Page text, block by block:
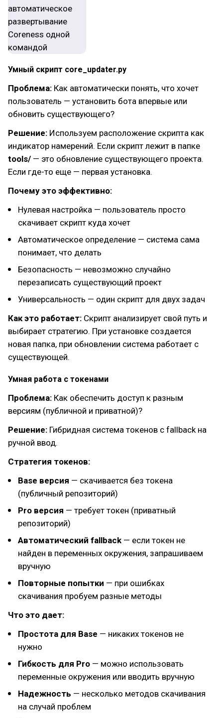
Умный скрипт core_updater.py
Проблема: Как автоматически понять, что хочет
пользователь — установить бота впервые или
обновить существующего?
Решение: Используем расположение скрипта как
индикатор намерений. Если скрипт лежит в папке
tools/ — это обновление существующего проекта.
Если где-то еще — первая установка.
Почему это эффективно:
Нулевая настройка — пользователь просто
скачивает скрипт куда хочет
Автоматическое определение — система сама
понимает, что делать
Безопасность — невозможно случайно
перезаписать существующий проект
Универсальность — один скрипт для двух задач
Как это работает: Скрипт анализирует свой путь и
выбирает стратегию. При установке создается
новая папка, при обновлении система работает с
существующей.
Умная работа с токенами
Проблема: Как обеспечить доступ к разным
версиям (публичной и приватной)?
Решение: Гибридная система токенов с fallback на
ручной ввод.
Стратегия токенов:
Base версия — скачивается без токена
(публичный репозиторий)
Pro версия — требует токен (приватный
репозиторий)
Автоматический fallback — если токен не
найден в переменных окружения, запрашиваем
вручную
Повторные попытки — при ошибках
скачивания пробуем разные методы
Что это дает:
Простота для Base — никаких токенов не
нужно
Гибкость для Pro — можно использовать
переменные окружения или вводить вручную
Надежность — несколько методов скачивания
на случай проблем